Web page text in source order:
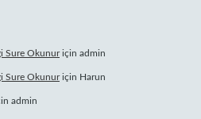
Sure Okunuriçin admin
Sure Okunuriçin Harun
admin